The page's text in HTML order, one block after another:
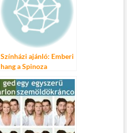
g
Színházi ajánló: Emberi
hang a Spinoza